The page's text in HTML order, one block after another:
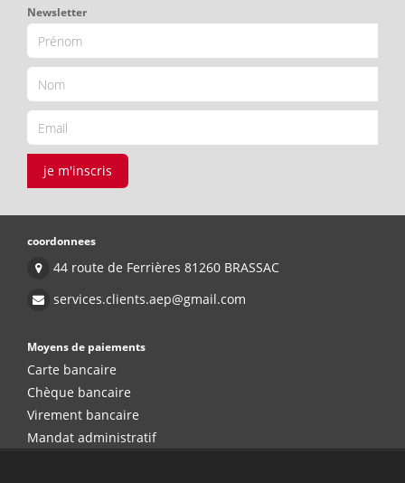
Newsletter
je m'inscris
coordonnees
44 route de Ferrières 81260 BRASSAC
services.clients.aep@gmail.com
Moyens de paiements
Carte bancaire
Chèque bancaire
Virement bancaire
Mandat administratif